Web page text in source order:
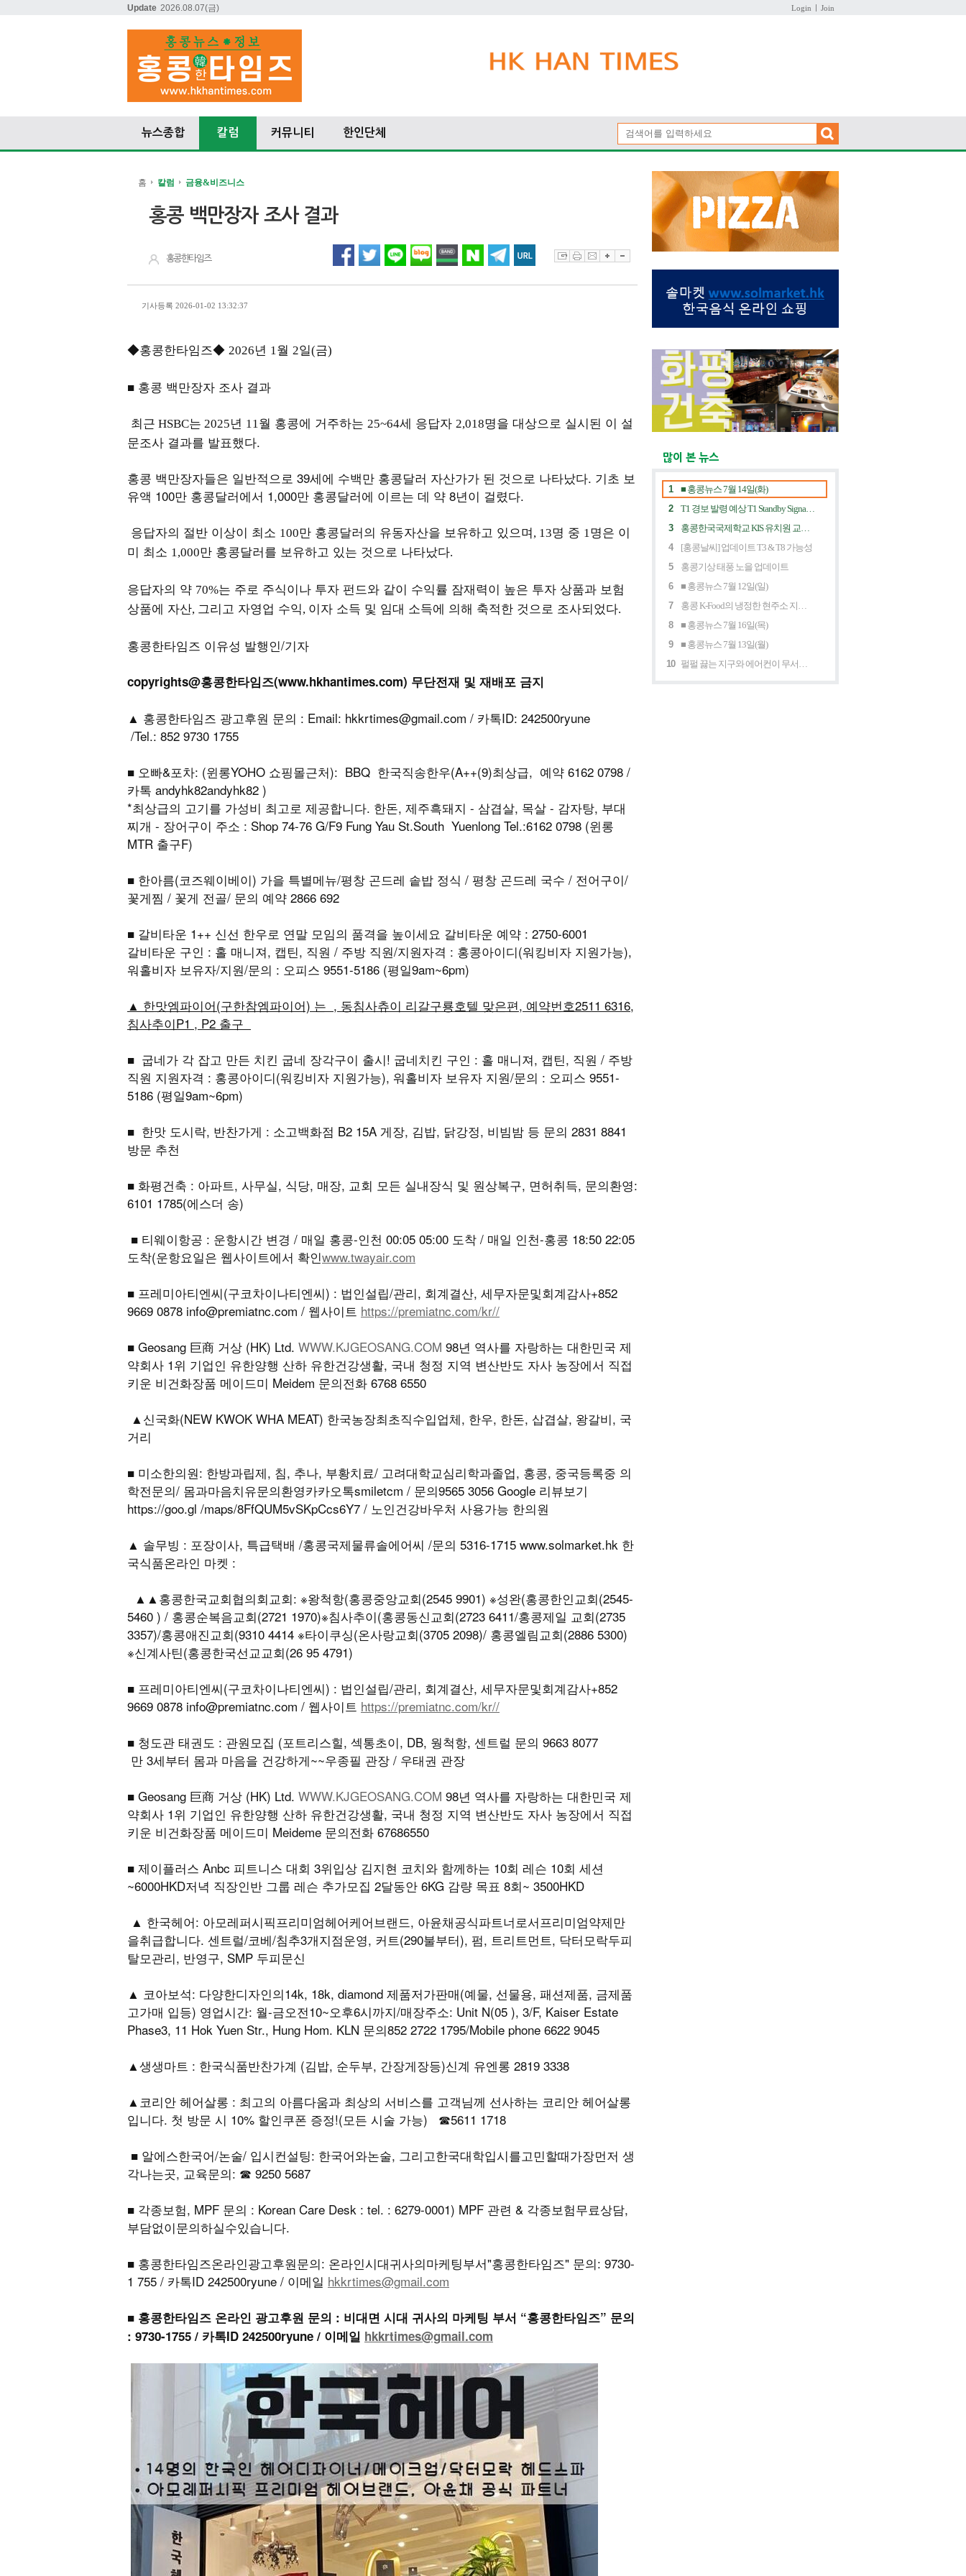
Login Join
Update 2026.08.07(금)
뉴스종합 칼럼 커뮤니티 한인단체
홈 칼럼 금융&비즈니스
홍콩 백만장자 조사 결과
홍콩한타임즈
기사등록 2026-01-02 13:32:37
◆홍콩한타임즈◆ 2026년 1월 2일(금)
■ 홍콩 백만장자 조사 결과
최근 HSBC는 2025년 11월 홍콩에 거주하는 25~64세 응답자 2,018명을 대상으로 실시된 이 설
문조사 결과를 발표했다.
홍콩 백만장자들은 일반적으로 39세에 수백만 홍콩달러 자산가가 된 것으로 나타났다. 기초 보
유액 100만 홍콩달러에서 1,000만 홍콩달러에 이르는 데 약 8년이 걸렸다.
응답자의 절반 이상이 최소 100만 홍콩달러의 유동자산을 보유하고 있으며, 13명 중 1명은 이
미 최소 1,000만 홍콩달러를 보유하고 있는 것으로 나타났다.
응답자의 약 70%는 주로 주식이나 투자 펀드와 같이 수익률 잠재력이 높은 투자 상품과 보험
상품에 자산, 그리고 자영업 수익, 이자 소득 및 임대 소득에 의해 축적한 것으로 조사되었다.
홍콩한타임즈 이유성 발행인/기자
copyrights@홍콩한타임즈(www.hkhantimes.com) 무단전재 및 재배포 금지
▲ 홍콩한타임즈 광고후원 문의 : Email: hkkrtimes@gmail.com / 카톡ID: 242500ryune
/Tel.: 852 9730 1755
■ 오빠&포차: (윈롱YOHO 쇼핑몰근처): BBQ 한국직송한우(A++(9)최상급, 예약 6162 0798 /
카톡 andyhk82andyhk82 )
*최상급의 고기를 가성비 최고로 제공합니다. 한돈, 제주흑돼지 - 삼겹살, 목살 - 감자탕, 부대
찌개 - 장어구이 주소 : Shop 74-76 G/F9 Fung Yau St.South Yuenlong Tel.:6162 0798 (윈롱
MTR 출구F)
■ 한아름(코즈웨이베이) 가을 특별메뉴/평창 곤드레 솥밥 정식 / 평창 곤드레 국수 / 전어구이/
꽃게찜 / 꽃게 전골/ 문의 예약 2866 692
■ 갈비타운 1++ 신선 한우로 연말 모임의 품격을 높이세요 갈비타운 예약 : 2750-6001
갈비타운 구인 : 홀 매니져, 캡틴, 직원 / 주방 직원/지원자격 : 홍콩아이디(워킹비자 지원가능),
워홀비자 보유자/지원/문의 : 오피스 9551-5186 (평일9am~6pm)
▲ 한맛엠파이어(구한참엠파이어) 는 , 동침사츄이 리갈구룡호텔 맞은편, 예약번호2511 6316,
침사추이P1 , P2 출구
■ 굽네가 각 잡고 만든 치킨 굽네 장각구이 출시! 굽네치킨 구인 : 홀 매니져, 캡틴, 직원 / 주방
직원 지원자격 : 홍콩아이디(워킹비자 지원가능), 워홀비자 보유자 지원/문의 : 오피스 9551-
5186 (평일9am~6pm)
■ 한맛 도시락, 반찬가게 : 소고백화점 B2 15A 게장, 김밥, 닭강정, 비빔밤 등 문의 2831 8841
방문 추천
■ 화평건축 : 아파트, 사무실, 식당, 매장, 교회 모든 실내장식 및 원상복구, 면허취득, 문의환영:
6101 1785(에스더 송)
■ 티웨이항공 : 운항시간 변경 / 매일 홍콩-인천 00:05 05:00 도착 / 매일 인천-홍콩 18:50 22:05
도착(운항요일은 웹사이트에서 확인www.twayair.com
■ 프레미아티엔씨(구코차이나티엔씨) : 법인설립/관리, 회계결산, 세무자문및회계감사+852
9669 0878 info@premiatnc.com / 웹사이트 https://premiatnc.com/kr//
■ Geosang 巨商 거상 (HK) Ltd. WWW.KJGEOSANG.COM 98년 역사를 자랑하는 대한민국 제
약회사 1위 기업인 유한양행 산하 유한건강생활, 국내 청정 지역 변산반도 자사 농장에서 직접
키운 비건화장품 메이드미 Meidem 문의전화 6768 6550
▲신국화(NEW KWOK WHA MEAT) 한국농장최초직수입업체, 한우, 한돈, 삽겹살, 왕갈비, 국
거리
■ 미소한의원: 한방과립제, 침, 추나, 부황치료/ 고려대학교심리학과졸업, 홍콩, 중국등록중 의
학전문의/ 몸과마음치유문의환영카카오톡smiletcm / 문의9565 3056 Google 리뷰보기
https://goo.gl /maps/8FfQUM5vSKpCcs6Y7 / 노인건강바우처 사용가능 한의원
▲ 솔무빙 : 포장이사, 특급택배 /홍콩국제물류솔에어씨 /문의 5316-1715 www.solmarket.hk 한
국식품온라인 마켓 :
▲▲홍콩한국교회협의회교회: ※왕척항(홍콩중앙교회(2545 9901) ※성완(홍콩한인교회(2545-
5460 ) / 홍콩순복음교회(2721 1970)※침사추이(홍콩동신교회(2723 6411/홍콩제일 교회(2735
3357)/홍콩애진교회(9310 4414 ※타이쿠싱(온사랑교회(3705 2098)/ 홍콩엘림교회(2886 5300)
※신계사틴(홍콩한국선교교회(26 95 4791)
■ 프레미아티엔씨(구코차이나티엔씨) : 법인설립/관리, 회계결산, 세무자문및회계감사+852
9669 0878 info@premiatnc.com / 웹사이트 https://premiatnc.com/kr//
■ 청도관 태권도 : 관원모집 (포트리스힐, 섹통초이, DB, 웡척항, 센트럴 문의 9663 8077
만 3세부터 몸과 마음을 건강하게~~우종필 관장 / 우태권 관장
■ Geosang 巨商 거상 (HK) Ltd. WWW.KJGEOSANG.COM 98년 역사를 자랑하는 대한민국 제
약회사 1위 기업인 유한양행 산하 유한건강생활, 국내 청정 지역 변산반도 자사 농장에서 직접
키운 비건화장품 메이드미 Meideme 문의전화 67686550
■ 제이플러스 Anbc 피트니스 대회 3위입상 김지현 코치와 함께하는 10회 레슨 10회 세션
~6000HKD저녁 직장인반 그룹 레슨 추가모집 2달동안 6KG 감량 목표 8회~ 3500HKD
▲ 한국헤어: 아모레퍼시픽프리미엄헤어케어브랜드, 아윤채공식파트너로서프리미엄약제만
을취급합니다. 센트럴/코베/침추3개지점운영, 커트(290불부터), 펌, 트리트먼트, 닥터모락두피
탈모관리, 반영구, SMP 두피문신
▲ 코아보석: 다양한디자인의14k, 18k, diamond 제품저가판매(예물, 선물용, 패션제품, 금제품
고가매 입등) 영업시간: 월-금오전10~오후6시까지/매장주소: Unit N(05 ), 3/F, Kaiser Estate
Phase3, 11 Hok Yuen Str., Hung Hom. KLN 문의852 2722 1795/Mobile phone 6622 9045
▲생생마트 : 한국식품반찬가계 (김밥, 순두부, 간장게장등)신계 유엔롱 2819 3338
▲코리안 헤어살롱 : 최고의 아름다움과 최상의 서비스를 고객님께 선사하는 코리안 헤어살롱
입니다. 첫 방문 시 10% 할인쿠폰 증정!(모든 시술 가능) ☎5611 1718
■ 알에스한국어/논술/ 입시컨설팅: 한국어와논술, 그리고한국대학입시를고민할때가장먼저 생
각나는곳, 교육문의: ☎ 9250 5687
■ 각종보험, MPF 문의 : Korean Care Desk : tel. : 6279-0001) MPF 관련 & 각종보험무료상담,
부담없이문의하실수있습니다.
■ 홍콩한타임즈온라인광고후원문의: 온라인시대귀사의마케팅부서"홍콩한타임즈" 문의: 9730-
1 755 / 카톡ID 242500ryune / 이메일 hkkrtimes@gmail.com
■ 홍콩한타임즈 온라인 광고후원 문의 : 비대면 시대 귀사의 마케팅 부서 “홍콩한타임즈” 문의
: 9730-1755 / 카톡ID 242500ryune / 이메일 hkkrtimes@gmail.com
많이 본 뉴스
1
■ 홍콩뉴스 7월 14일(화)
2
3
4
[홍콩날씨] 업데이트 T3 & T8 가능성
5
홍콩기상 태풍 노을 업데이트
6
■ 홍콩뉴스 7월 12일(일)
7
8
■ 홍콩뉴스 7월 16일(목)
9
■ 홍콩뉴스 7월 13일(월)
10